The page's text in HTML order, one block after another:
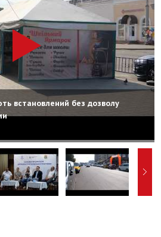
встановлений без дозволу